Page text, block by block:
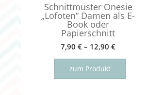
Schnittmuster Onesie
„Lofoten“ Damen als E-
Book oder
Papierschnitt
7,90€ – 12,90€
zum Produkt
Dieses
weist